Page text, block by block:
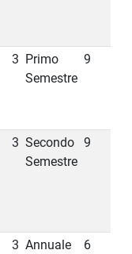
3 Primo
Semestre
9
3 Secondo
Semestre
9
3 Annuale 6